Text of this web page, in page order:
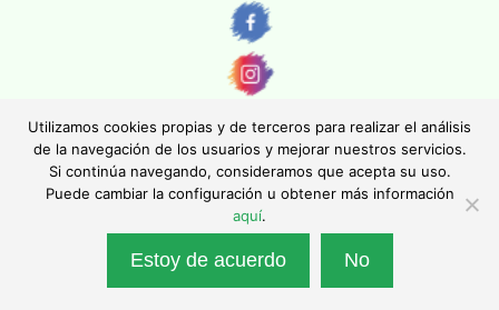
© AEFONA 2011- 2026 | Todas las imágenes y textos son propiedad de sus
autores. Queda totalmente prohibida su reproducción.
Política de privacidad
Registro Nacional de Asociaciones con el número 130247
Utilizamos cookies propias y de terceros para realizar el análisis
de la navegación de los usuarios y mejorar nuestros servicios.
Si continúa navegando, consideramos que acepta su uso.
Puede cambiar la configuración u obtener más información
aquí.
Estoy de acuerdo No